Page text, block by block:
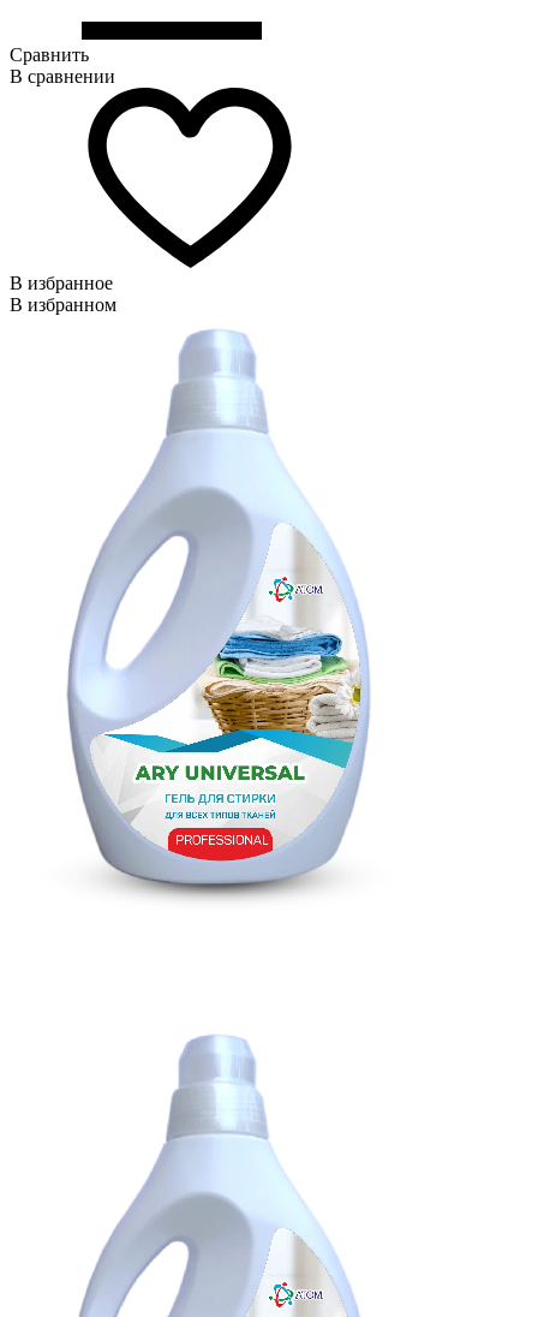
Сравнить
В сравнении
В избранное
В избранном